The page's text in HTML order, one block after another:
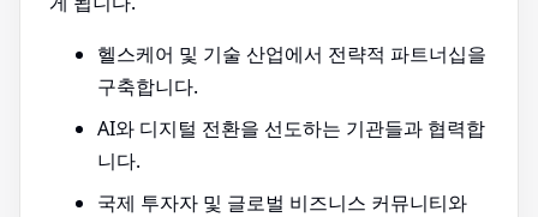
헬스케어 및 기술 산업에서 전략적 파트너십을
구축합니다.
AI와 디지털 전환을 선도하는 기관들과 협력합
니다.
국제 투자자 및 글로벌 비즈니스 커뮤니티와